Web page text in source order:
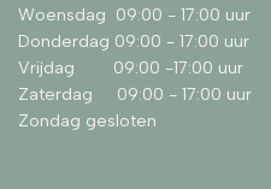
Woensdag 09:00 - 17:00 uur
Donderdag 09:00 - 17:00 uur
Vrijdag 09:00 -17:00 uur
Zaterdag 09:00 - 17:00 uur
Zondag gesloten